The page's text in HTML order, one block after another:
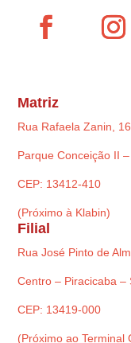
Matriz
Rua Rafaela Zanin,
Parque Conceição II
CEP: 13412-410
(Próximo à Klabin)
Filial
Rua José Pinto de
Centro – Piracicaba –
CEP: 13419-000
(Próximo ao Terminal